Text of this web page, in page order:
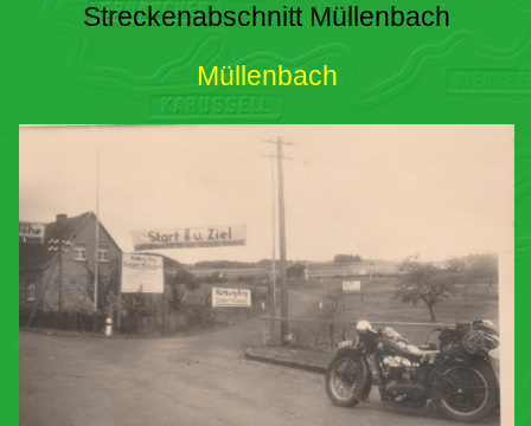
Streckenabschnitt Müllenbach
Müllenbach